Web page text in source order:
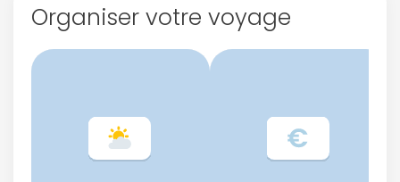
Organiser votre voyage